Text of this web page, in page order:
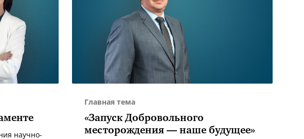
научно-
Главная тема
«Запуск Добровольного
месторождения — наше будущее»